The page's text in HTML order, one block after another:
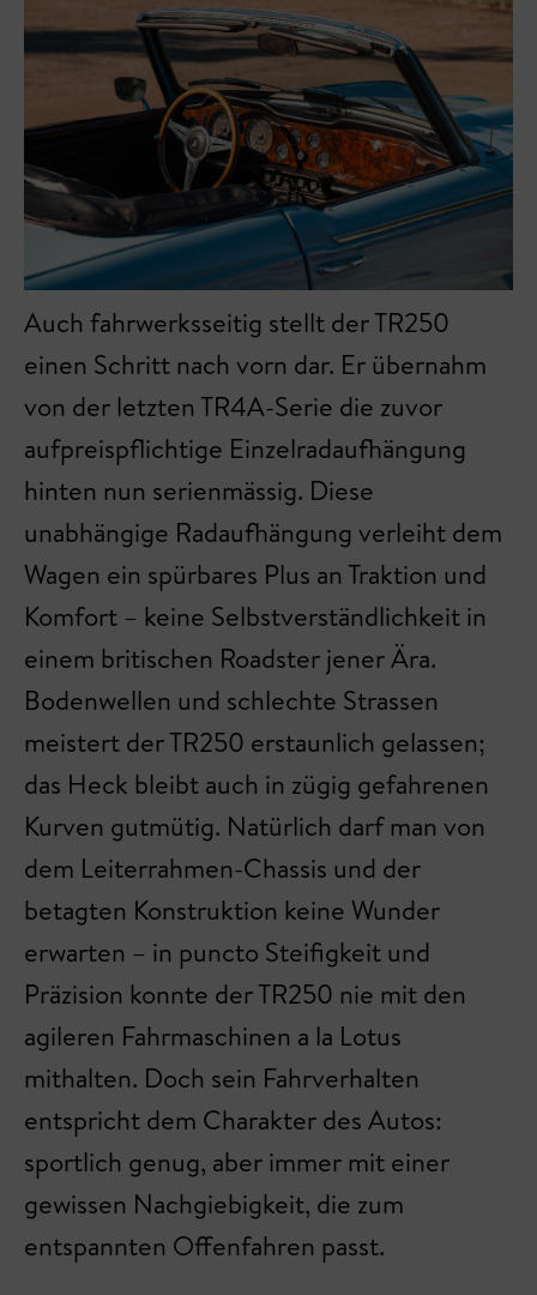
Auch fahrwerksseitig stellt der TR250
einen Schritt nach vorn dar. Er übernahm
von der letzten TR4A-Serie die zuvor
aufpreispflichtige Einzelradaufhängung
hinten nun serienmässig. Diese
unabhängige Radaufhängung verleiht dem
Wagen ein spürbares Plus an Traktion und
Komfort – keine Selbstverständlichkeit in
einem britischen Roadster jener Ära.
Bodenwellen und schlechte Strassen
meistert der TR250 erstaunlich gelassen;
das Heck bleibt auch in zügig gefahrenen
Kurven gutmütig. Natürlich darf man von
dem Leiterrahmen-Chassis und der
betagten Konstruktion keine Wunder
erwarten – in puncto Steifigkeit und
Präzision konnte der TR250 nie mit den
agileren Fahrmaschinen a la Lotus
mithalten. Doch sein Fahrverhalten
entspricht dem Charakter des Autos:
sportlich genug, aber immer mit einer
gewissen Nachgiebigkeit, die zum
entspannten Offenfahren passt.